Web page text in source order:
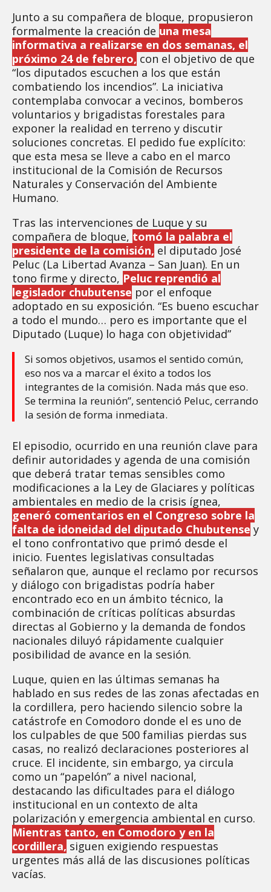
Junto a su compañera de bloque, propusieron
formalmente la creación de una mesa
informativa a realizarse en dos semanas, el
próximo 24 de febrero, con el objetivo de que
“los diputados escuchen a los que están
combatiendo los incendios”. La iniciativa
contemplaba convocar a vecinos, bomberos
voluntarios y brigadistas forestales para
exponer la realidad en terreno y discutir
soluciones concretas. El pedido fue explícito:
que esta mesa se lleve a cabo en el marco
institucional de la Comisión de Recursos
Naturales y Conservación del Ambiente
Humano.
Tras las intervenciones de Luque y su
compañera de bloque, tomó la palabra el
presidente de la comisión, el diputado José
Peluc (La Libertad Avanza – San Juan). En un
tono firme y directo, Peluc reprendió al
legislador chubutense por el enfoque
adoptado en su exposición. “Es bueno escuchar
a todo el mundo… pero es importante que el
Diputado (Luque) lo haga con objetividad”
Si somos objetivos, usamos el sentido común,
eso nos va a marcar el éxito a todos los
integrantes de la comisión. Nada más que eso.
Se termina la reunión”, sentenció Peluc, cerrando
la sesión de forma inmediata.
El episodio, ocurrido en una reunión clave para
definir autoridades y agenda de una comisión
que deberá tratar temas sensibles como
modificaciones a la Ley de Glaciares y políticas
ambientales en medio de la crisis ígnea,
generó comentarios en el Congreso sobre la
falta de idoneidad del diputado Chubutense y
el tono confrontativo que primó desde el
inicio. Fuentes legislativas consultadas
señalaron que, aunque el reclamo por recursos
y diálogo con brigadistas podría haber
encontrado eco en un ámbito técnico, la
combinación de críticas políticas absurdas
directas al Gobierno y la demanda de fondos
nacionales diluyó rápidamente cualquier
posibilidad de avance en la sesión.
Luque, quien en las últimas semanas ha
hablado en sus redes de las zonas afectadas en
la cordillera, pero haciendo silencio sobre la
catástrofe en Comodoro donde el es uno de
los culpables de que 500 familias pierdas sus
casas, no realizó declaraciones posteriores al
cruce. El incidente, sin embargo, ya circula
como un “papelón” a nivel nacional,
destacando las dificultades para el diálogo
institucional en un contexto de alta
polarización y emergencia ambiental en curso.
Mientras tanto, en Comodoro y en la
cordillera, siguen exigiendo respuestas
urgentes más allá de las discusiones políticas
vacías.